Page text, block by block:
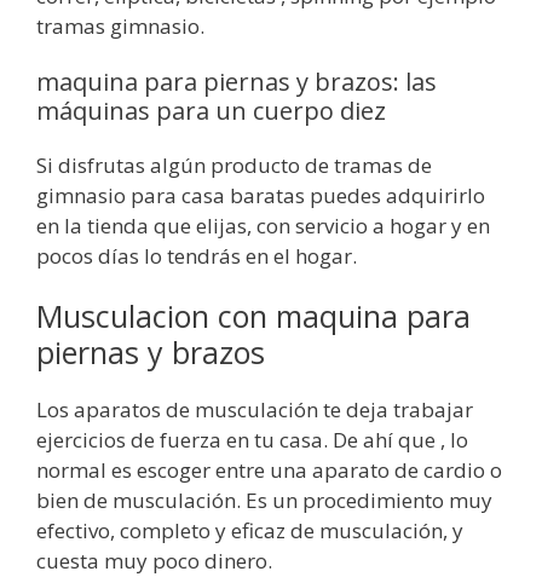
tramas gimnasio.
maquina para piernas y brazos: las
máquinas para un cuerpo diez
Si disfrutas algún producto de tramas de
gimnasio para casa baratas puedes adquirirlo
en la tienda que elijas, con servicio a hogar y en
pocos días lo tendrás en el hogar.
Musculacion con maquina para
piernas y brazos
Los aparatos de musculación te deja trabajar
ejercicios de fuerza en tu casa. De ahí que , lo
normal es escoger entre una aparato de cardio o
bien de musculación. Es un procedimiento muy
efectivo, completo y eficaz de musculación, y
cuesta muy poco dinero.